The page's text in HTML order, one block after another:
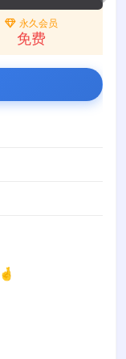
永久会员
免费